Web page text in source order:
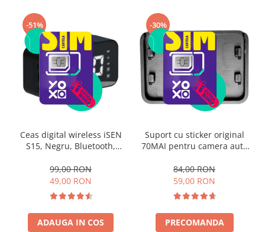
-51%
Ceas digital wireless iSEN
S15, Negru, Bluetooth,
FM, Difuzoare HD, Redare
TF Card, 1200mAh
99,00 RON
49,00 RON
ADAUGA IN COS
-30%
Suport cu sticker original
70MAI pentru camera auto
si A200
84,00 RON
59,00 RON
PRECOMANDA